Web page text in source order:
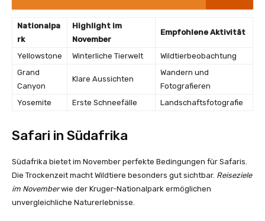
Nationalpa
rk
Highlight im
November
Empfohlene Aktivität
Yellowstone Winterliche Tierwelt
Wildtierbeobachtung
Grand
Canyon
Klare Aussichten
Wandern und
Fotografieren
Yosemite
Erste Schneefälle Landschaftsfotografie
Safari in Südafrika
Südafrika bietet im November perfekte Bedingungen für Safaris.
Die Trockenzeit macht Wildtiere besonders gut sichtbar. Reiseziele
im Novemberwie der Kruger-Nationalpark ermöglichen
unvergleichliche Naturerlebnisse.